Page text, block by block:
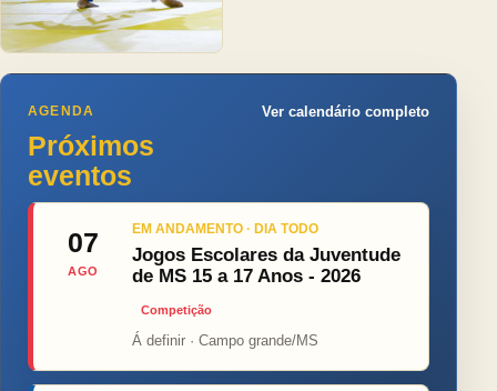
AGENDA
Próximos
eventos
Ver calendário completo
07
AGO
EM ANDAMENTO · DIA TODO
Jogos Escolares da Juventude
de MS 15 a 17 Anos - 2026
Competição
Á definir · Campo grande/MS